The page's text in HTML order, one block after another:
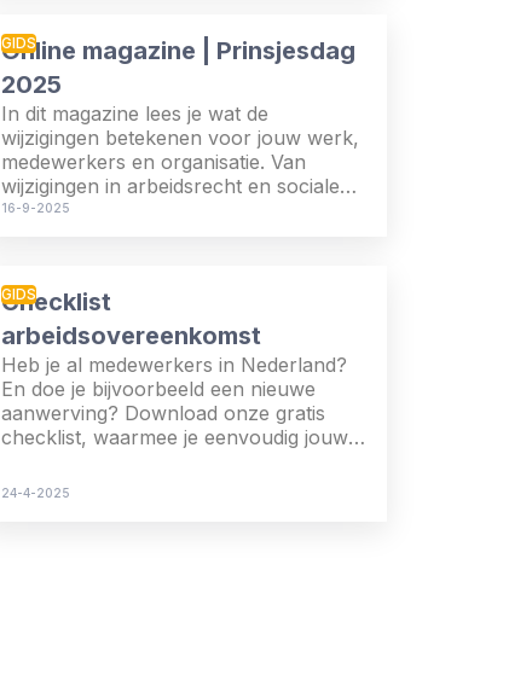
GIDS
Online magazine | Prinsjesdag
2025
In dit magazine lees je wat de
wijzigingen betekenen voor jouw werk,
medewerkers en organisatie. Van
wijzigingen in arbeidsrecht en sociale
zekerheid tot nieuwe fiscale
16-9-2025
GIDS
Checklist
arbeidsovereenkomst
Heb je al medewerkers in Nederland?
En doe je bijvoorbeeld een nieuwe
aanwerving? Download onze gratis
checklist, waarmee je eenvoudig jouw
controleert.
24-4-2025